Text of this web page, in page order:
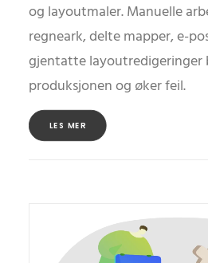
og layoutmaler. Manuelle
regneark, delte mapper, e-
gjentatte layoutredigeringer
produksjonen og øker feil.
LES MER